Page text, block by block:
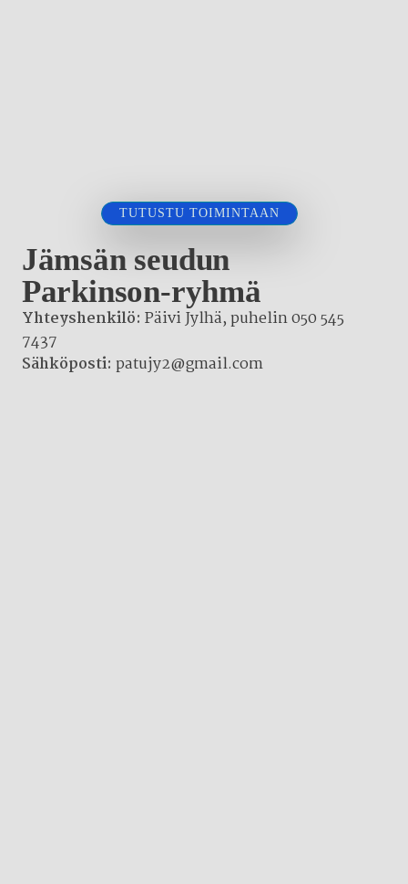
TUTUSTU TOIMINTAAN
Jämsän seudun
Parkinson-ryhmä
Yhteyshenkilö: Päivi Jylhä, puhelin 050 545
7437
Sähköposti: patujy2@gmail.com